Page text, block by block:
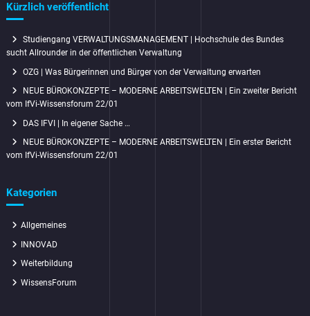
Kürzlich veröffentlicht
Studiengang VERWALTUNGSMANAGEMENT | Hochschule des Bundes
sucht Allrounder in der öffentlichen Verwaltung
OZG | Was Bürgerinnen und Bürger von der Verwaltung erwarten
NEUE BÜROKONZEPTE – MODERNE ARBEITSWELTEN | Ein zweiter Bericht
vom IfVi-Wissensforum 22/01
DAS IFVI | In eigener Sache …
NEUE BÜROKONZEPTE – MODERNE ARBEITSWELTEN | Ein erster Bericht
vom IfVi-Wissensforum 22/01
Kategorien
Allgemeines
INNOVAD
Weiterbildung
WissensForum